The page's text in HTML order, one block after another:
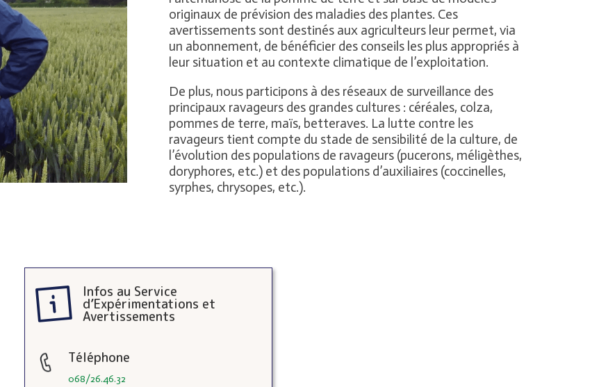
originaux de prévision des maladies des plantes. Ces
avertissements sont destinés aux agriculteurs leur permet, via
un abonnement, de bénéficier des conseils les plus appropriés à
leur situation et au contexte climatique de l’exploitation.
De plus, nous participons à des réseaux de surveillance des
principaux ravageurs des grandes cultures : céréales, colza,
pommes de terre, maïs, betteraves. La lutte contre les
ravageurs tient compte du stade de sensibilité de la culture, de
l’évolution des populations de ravageurs (pucerons, méligèthes,
doryphores, etc.) et des populations d’auxiliaires (coccinelles,
syrphes, chrysopes, etc.).
Infos au Service
d’Expérimentations et
Avertissements
Téléphone
068/26.46.32